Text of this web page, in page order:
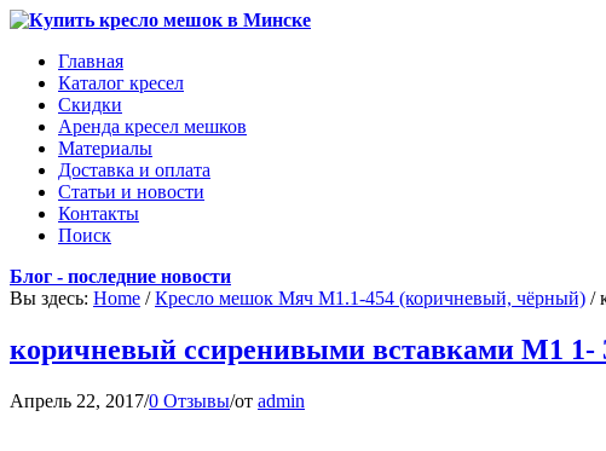
Главная
Каталог кресел
Скидки
Аренда кресел мешков
Материалы
Доставка и оплата
Статьи и новости
Контакты
Поиск
Блог - последние новости
Вы здесь: Home / Кресло мешок Мяч М1.1-454 (коричневый, чёрный) /
коричневый ссиренивыми вставками М1 1-
Апрель 22, 2017/0 Отзывы/от admin